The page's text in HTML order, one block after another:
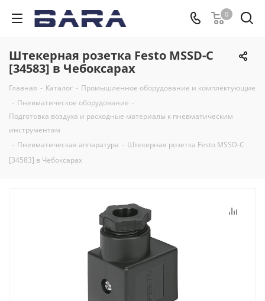
0
Штекерная розетка Festo MSSD-C
[34583] в Чебоксарах
Главная - Каталог - Промышленное оборудование и комплектующие
- Пневматическое оборудование -
Подготовка воздуха и расходные материалы к пневматическим
инструментам
- Пневматическая аппаратура - Штекерная розетка Festo MSSD-C
[34583] в Чебоксарах